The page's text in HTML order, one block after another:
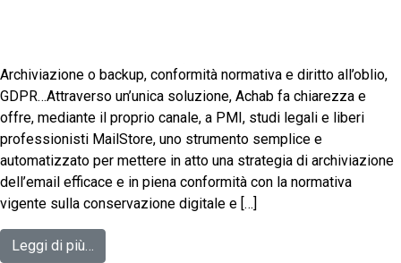
Archiviazione o backup, conformità normativa e diritto all’oblio,
GDPR…Attraverso un’unica soluzione, Achab fa chiarezza e
offre, mediante il proprio canale, a PMI, studi legali e liberi
professionisti MailStore, uno strumento semplice e
automatizzato per mettere in atto una strategia di archiviazione
dell’email efficace e in piena conformità con la normativa
vigente sulla conservazione digitale e […]
Leggi di più…